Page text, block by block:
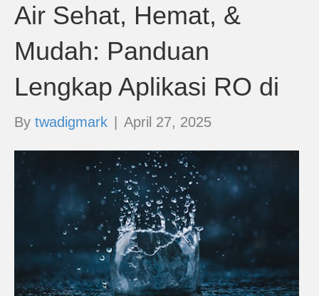
Air Sehat, Hemat, &
Mudah: Panduan
Lengkap Aplikasi RO di
By twadigmark April 27, 2025